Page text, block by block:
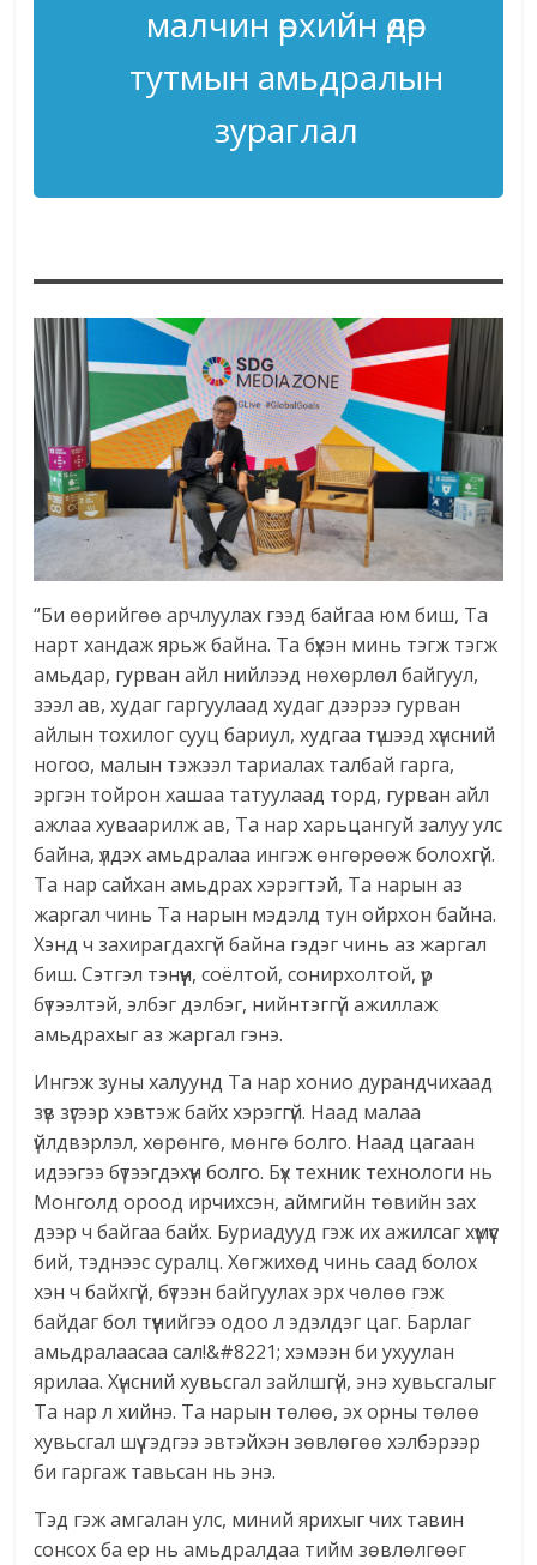
малчин өрхийн өдөр
тутмын амьдралын
зураглал
“Би өөрийгөө арчлуулах гээд байгаа юм биш, Та
нарт хандаж ярьж байна. Та бүхэн минь тэгж тэгж
амьдар, гурван айл нийлээд нөхөрлөл байгуул,
зээл ав, худаг гаргуулаад худаг дээрээ гурван
айлын тохилог сууц бариул, худгаа түшээд хүнсний
ногоо, малын тэжээл тариалах талбай гарга,
эргэн тойрон хашаа татуулаад торд, гурван айл
ажлаа хуваарилж ав, Та нар харьцангуй залуу улс
байна, үлдэх амьдралаа ингэж өнгөрөөж болохгүй.
Та нар сайхан амьдрах хэрэгтэй, Та нарын аз
жаргал чинь Та нарын мэдэлд тун ойрхон байна.
Хэнд ч захирагдахгүй байна гэдэг чинь аз жаргал
биш. Сэтгэл тэнүүн, соёлтой, сонирхолтой, үр
бүтээлтэй, элбэг дэлбэг, нийнтэггүй ажиллаж
амьдрахыг аз жаргал гэнэ.
Ингэж зуны халуунд Та нар хонио дурандчихаад
зүв зүгээр хэвтэж байх хэрэггүй. Наад малаа
үйлдвэрлэл, хөрөнгө, мөнгө болго. Наад цагаан
идээгээ бүтээгдэхүүн болго. Бүх техник технологи нь
Монголд ороод ирчихсэн, аймгийн төвийн зах
дээр ч байгаа байх. Буриадууд гэж их ажилсаг хүмүүс
бий, тэднээс суралц. Хөгжихөд чинь саад болох
хэн ч байхгүй, бүтээн байгуулах эрх чөлөө гэж
байдаг бол түүнийгээ одоо л эдэлдэг цаг. Барлаг
амьдралаасаа сал!&#8221; хэмээн би ухуулан
ярилаа. Хүнсний хувьсгал зайлшгүй, энэ хувьсгалыг
Та нар л хийнэ. Та нарын төлөө, эх орны төлөө
хувьсгал шүү гэдгээ эвтэйхэн зөвлөгөө хэлбэрээр
би гаргаж тавьсан нь энэ.
Тэд гэж амгалан улс, миний ярихыг чих тавин
сонсох ба ер нь амьдралдаа тийм зөвлөлгөөг